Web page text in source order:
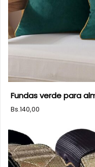
Fundas verde para
Bs.140,00